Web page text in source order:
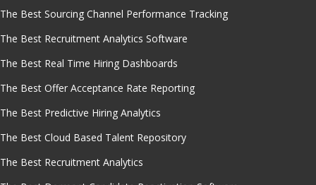
The Best Sourcing Channel Performance Tracking
The Best Recruitment Analytics Software
The Best Real Time Hiring Dashboards
The Best Offer Acceptance Rate Reporting
The Best Predictive Hiring Analytics
The Best Cloud Based Talent Repository
The Best Recruitment Analytics